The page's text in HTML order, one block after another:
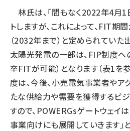
林氏は、「間もなく2022年4月
トしますが、これによって、FIT
（2032年まで）と定められてい
太陽光発電の一部は、FIP制度へ
卒FITが可能）となります（表1を
度は、今後、小売電気事業者やア
たな供給力や需要を獲得するビ
すので、POWERGsゲートウェイ
事業向けにも展開していきます」